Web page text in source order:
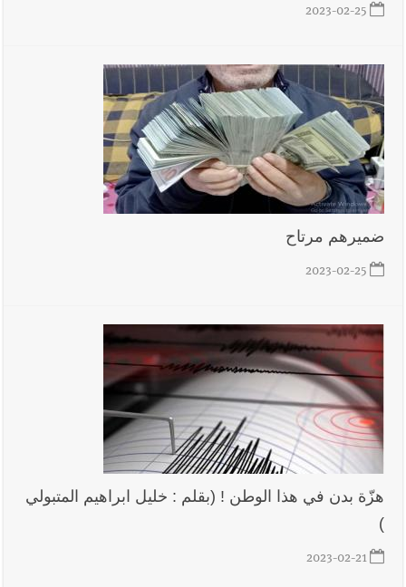
أخبار لبنان
راتب النائب من 3 آلاف إلى 5 آلاف دولار شهرياً...
فكيف أقرّت الزيادة؟
أخبار لبنان مواجهة مؤجّلة لنزاع طويل
يبقى الشعب الفلسطيني يعيش كل هذا الألم؟ وإلى متى تستمر هذه
المعاناة التي تمزق القلوب والضمائر؟
2023-02-25
ضميرهم مرتاح
2023-02-25
هزّة بدن في هذا الوطن ! (بقلم : خليل ابراهيم المتبولي
)
2023-02-21